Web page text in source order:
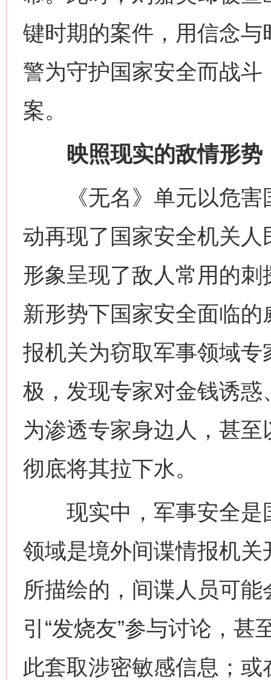
键时期的案件，用信念
警为守护国家安全而战
案。
映照现实的敌情形势
《无名》单元以危害
动再现了国家安全机关
形象呈现了敌人常用的
新形势下国家安全面临
报机关为窃取军事领域
极，发现专家对金钱诱
为渗透专家身边人，甚
彻底将其拉下水。
现实中，军事安全是
领域是境外间谍情报机
所描绘的，间谍人员可
引“发烧友”参与讨论，甚
此套取涉密敏感信息；